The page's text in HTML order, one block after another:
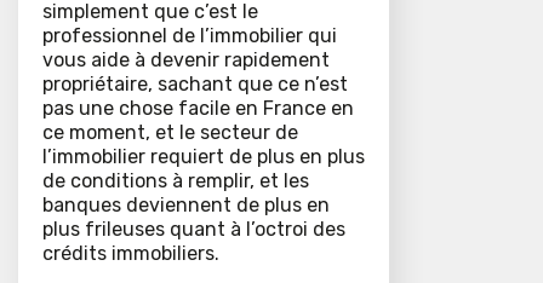
simplement que c’est le
professionnel de l’immobilier qui
vous aide à devenir rapidement
propriétaire, sachant que ce n’est
pas une chose facile en France en
ce moment, et le secteur de
l’immobilier requiert de plus en plus
de conditions à remplir, et les
banques deviennent de plus en
plus frileuses quant à l’octroi des
crédits immobiliers.